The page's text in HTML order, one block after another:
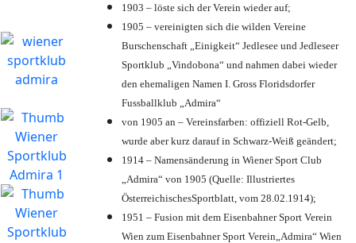
1903 – löste sich der Verein wieder auf;
1905 – vereinigten sich die wilden Vereine
Burschenschaft „Einigkeit“ Jedlesee und Jedleseer
Sportklub „Vindobona“ und nahmen dabei wieder
den ehemaligen Namen I. Gross Floridsdorfer
Fussballklub „Admira“
von 1905 an – Vereinsfarben: offiziell Rot-Gelb,
wurde aber kurz darauf in Schwarz-Weiß geändert;
1914 – Namensänderung in Wiener Sport Club
„Admira“ von 1905 (Quelle: Illustriertes
ÖsterreichischesSportblatt, vom 28.02.1914);
1951 – Fusion mit dem Eisenbahner Sport Verein
Wien zum Eisenbahner Sport Verein„Admira“ Wien